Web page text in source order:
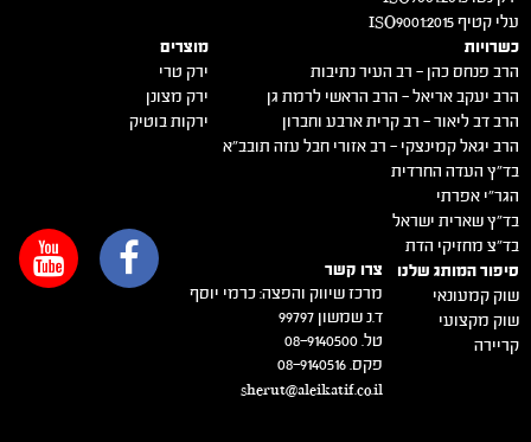
מכון התקנים הישראלי HACCP
ירק נטו 2015:ISO9001
עלי קטיף 2015:ISO9001
כשרויות
הרב פנחס כהן – רב העיר נתיבות
הרב יעקב אריאל – הרב הראשי לרמת גן
הרב דב ליאור – רב קרית ארבע וחברון
הרב יגאל קמינצקי – רב אזורי חבל עזה תובב"א
בד"ץ העדה החרדית
הגר"י אפרתי
בד"ץ שארית ישראל
בד"צ מחזיקי הדת
מוצרים
ירק טרי
סיפור המותג שלנו
שוק קמעונאי
צרו קשר
מרכז שיווק והפצה: כרמי יוסף
ד.נ שמשון 99797
טל. 08-9140500